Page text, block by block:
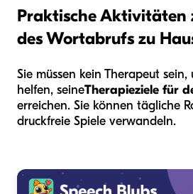
Praktische Aktivitäten
des Wortabrufs zu
Sie müssen kein Therapeut
helfen, seineTherapieziele für
erreichen. Sie können tägliche
druckfreie Spiele verwandeln.